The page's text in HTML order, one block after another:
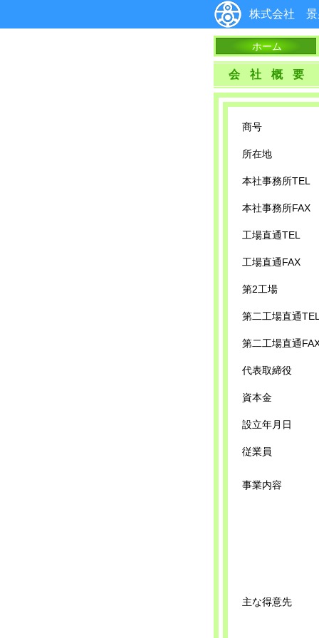
株式会社 景
ホーム
会社概要
商号
所在地
本社事務所TEL
本社事務所FAX
工場直通TEL
工場直通FAX
第2工場
第二工場直通
第二工場直通
代表取締役
資本金
設立年月日
従業員
事業内容
主な得意先